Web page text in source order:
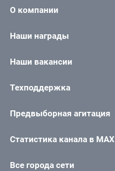
О компании
Наши награды
Наши вакансии
Техподдержка
Предвыборная агитация
Статистика канала в MAX
Все города сети